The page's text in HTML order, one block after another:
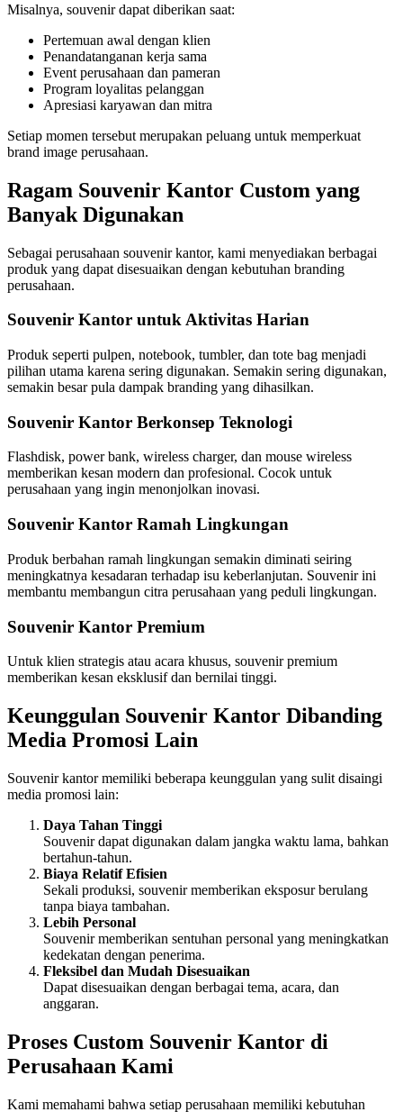
Misalnya, souvenir dapat diberikan saat:
Pertemuan awal dengan klien
Penandatanganan kerja sama
Event perusahaan dan pameran
Program loyalitas pelanggan
Apresiasi karyawan dan mitra
Setiap momen tersebut merupakan peluang untuk memperkuat
brand image perusahaan.
Ragam Souvenir Kantor Custom yang
Banyak Digunakan
Sebagai perusahaan souvenir kantor, kami menyediakan berbagai
produk yang dapat disesuaikan dengan kebutuhan branding
perusahaan.
Souvenir Kantor untuk Aktivitas Harian
Produk seperti pulpen, notebook, tumbler, dan tote bag menjadi
pilihan utama karena sering digunakan. Semakin sering digunakan,
semakin besar pula dampak branding yang dihasilkan.
Souvenir Kantor Berkonsep Teknologi
Flashdisk, power bank, wireless charger, dan mouse wireless
memberikan kesan modern dan profesional. Cocok untuk
perusahaan yang ingin menonjolkan inovasi.
Souvenir Kantor Ramah Lingkungan
Produk berbahan ramah lingkungan semakin diminati seiring
meningkatnya kesadaran terhadap isu keberlanjutan. Souvenir ini
membantu membangun citra perusahaan yang peduli lingkungan.
Souvenir Kantor Premium
Untuk klien strategis atau acara khusus, souvenir premium
memberikan kesan eksklusif dan bernilai tinggi.
Keunggulan Souvenir Kantor Dibanding
Media Promosi Lain
Souvenir kantor memiliki beberapa keunggulan yang sulit disaingi
media promosi lain:
Daya Tahan Tinggi
Souvenir dapat digunakan dalam jangka waktu lama, bahkan
bertahun-tahun.
Biaya Relatif Efisien
Sekali produksi, souvenir memberikan eksposur berulang
tanpa biaya tambahan.
Lebih Personal
Souvenir memberikan sentuhan personal yang meningkatkan
kedekatan dengan penerima.
Fleksibel dan Mudah Disesuaikan
Dapat disesuaikan dengan berbagai tema, acara, dan
anggaran.
Proses Custom Souvenir Kantor di
Perusahaan Kami
Kami memahami bahwa setiap perusahaan memiliki kebutuhan